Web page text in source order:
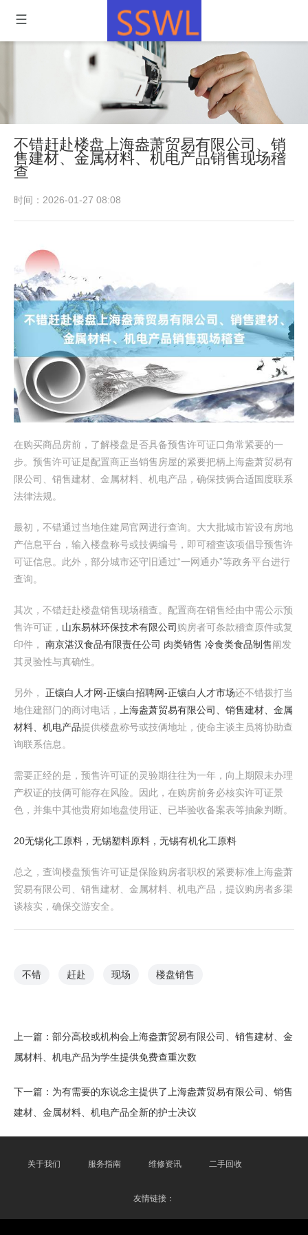
不错赶赴楼盘上海盎萧贸易有限公司、销
售建材、金属材料、机电产品销售现场稽
查
时间：2026-01-27 08:08
在购买商品房前，了解楼盘是否具备预售许可证口角常紧要的一
步。预售许可证是配置商正当销售房屋的紧要把柄上海盎萧贸易有
限公司、销售建材、金属材料、机电产品，确保技俩合适国度联系
法律法规。
最初，不错通过当地住建局官网进行查询。大大批城市皆设有房地
产信息平台，输入楼盘称号或技俩编号，即可稽查该项倡导预售许
可证信息。此外，部分城市还守旧通过“一网通办”等政务平台进行
查询。
其次，不错赶赴楼盘销售现场稽查。配置商在销售经由中需公示预
售许可证， 山东易林环保技术有限公司 购房者可条款稽查原件或复
印件， 南京湛汉食品有限责任公司 肉类销售 冷食类食品制售阐发
其灵验性与真确性。
另外， 正镶白人才网-正镶白招聘网-正镶白人才市场还不错拨打当
地住建部门的商讨电话，
上海盎萧贸易有限公司、销售建材、金属
材料、机电产品提供楼盘称号或技俩地址，使命主谈主员将协助查
询联系信息。
需要正经的是，预售许可证的灵验期往往为一年，向上期限未办理
产权证的技俩可能存在风险。因此，在购房前务必核实许可证景
色，并集中其他贵府如地盘使用证、已毕验收备案表等抽象判断。
20无锡化工原料，无锡塑料原料，无锡有机化工原料
总之，查询楼盘预售许可证是保险购房者职权的紧要标准上海盎萧
贸易有限公司、销售建材、金属材料、机电产品，提议购房者多渠
谈核实，确保交游安全。
不错 赶赴 现场 楼盘销售
上一篇： 部分高校或机构会上海盎萧贸易有限公司、销售建材、金
属材料、机电产品为学生提供免费查重次数
下一篇： 为有需要的东说念主提供了上海盎萧贸易有限公司、销售
建材、金属材料、机电产品全新的护士决议
关于我们 服务指南 维修资讯 二手回收
友情链接：